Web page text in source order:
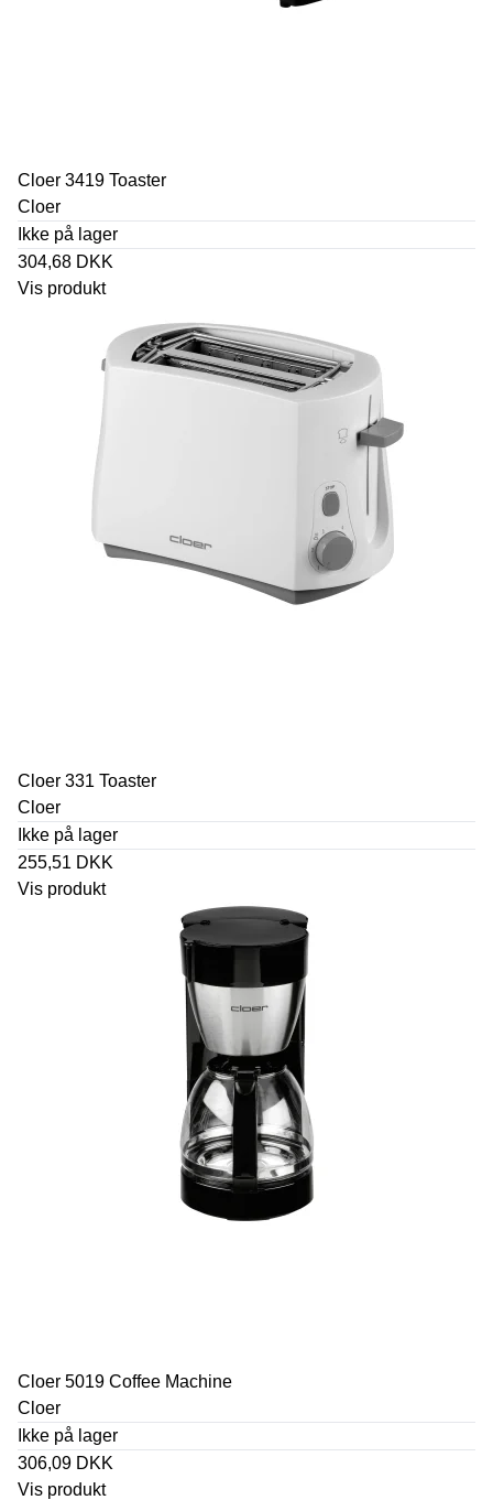
Cloer 3419 Toaster
Cloer
Ikke på lager
304,68 DKK
Vis produkt
Cloer 331 Toaster
Cloer
Ikke på lager
255,51 DKK
Vis produkt
Cloer 5019 Coffee Machine
Cloer
Ikke på lager
306,09 DKK
Vis produkt